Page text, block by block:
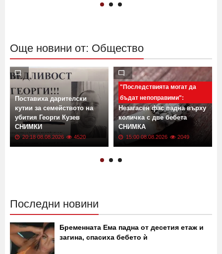
Още новини от: Общество
Поставиха дарителски
кутии за семейството на
убития Георги Кузев
СНИМКИ
20:18 08.08.2026 4520
"Последствията могат да
бъдат непоправими":
Незагасен фас падна върху
количка с две бебета
СНИМКА
15:00 08.08.2026 2049
Последни новини
Бременната Ема падна от десетия етаж и
загина, спасиха бебето ѝ